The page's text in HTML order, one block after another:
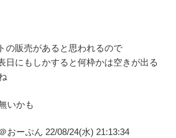
の販売があると思われるので
日にもしかすると何枠かは空きが出る
いかも
おーぷん 22/08/24(水) 21:13:34